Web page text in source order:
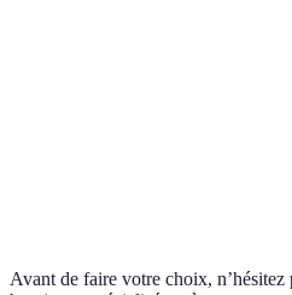
Avant de faire votre choix, n’hésitez